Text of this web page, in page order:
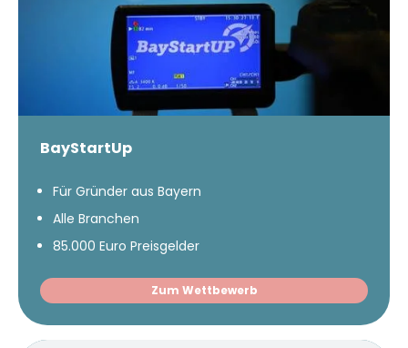
BayStartUp
Für Gründer aus Bayern
Alle Branchen
85.000 Euro Preisgelder
Zum Wettbewerb